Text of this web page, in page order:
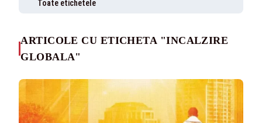
Toate etichetele
ARTICOLE CU ETICHETA "INCALZIRE
GLOBALA"